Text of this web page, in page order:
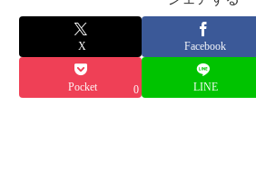
X Facebook
Pocket 0 LINE